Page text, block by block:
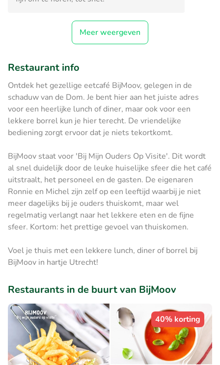
Meer weergeven
Restaurant info
Ontdek het gezellige eetcafé BijMoov, gelegen in de
schaduw van de Dom. Je bent hier aan het juiste adres
voor een heerlijke lunch of diner, maar ook voor een
lekkere borrel kun je hier terecht. De vriendelijke
bediening zorgt ervoor dat je niets tekortkomt.
BijMoov staat voor 'Bij Mijn Ouders Op Visite'. Dit wordt
al snel duidelijk door de leuke huiselijke sfeer die het café
uitstraalt, het personeel en de gasten. De eigenaren
Ronnie en Michel zijn zelf op een leeftijd waarbij je niet
meer dagelijks bij je ouders thuiskomt, maar wel
regelmatig verlangt naar het lekkere eten en de fijne
sfeer. Kortom: het prettige gevoel van thuiskomen.
Voel je thuis met een lekkere lunch, diner of borrel bij
BijMoov in hartje Utrecht!
Restaurants in de buurt van BijMoov
40% korting